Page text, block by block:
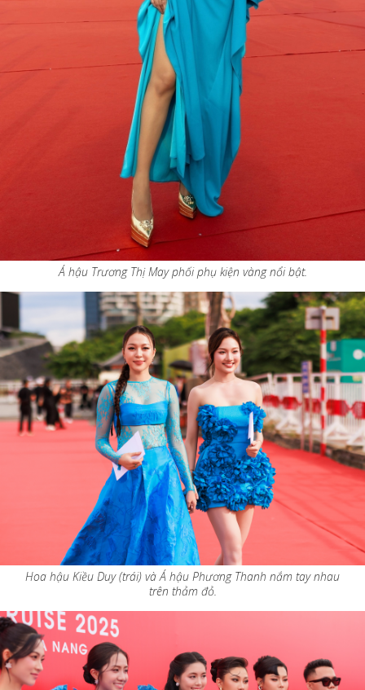
Á hậu Trương Thị May phối phụ kiện vàng nổi bật.
Hoa hậu Kiều Duy (trái) và Á hậu Phương Thanh nắm tay nhau
trên thảm đỏ.